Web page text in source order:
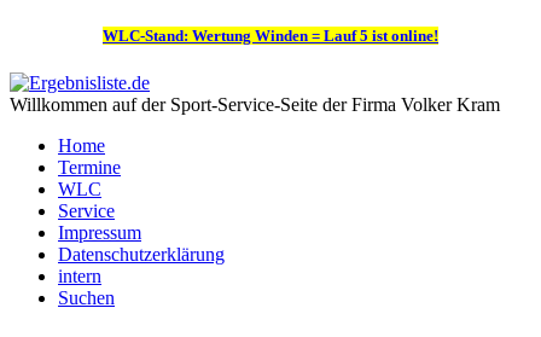
WLC-Stand: Wertung Winden = Lauf 5 ist online!
Willkommen auf der Sport-Service-Seite der Firma Volker Kram
Home
Termine
WLC
Service
Impressum
Datenschutzerklärung
intern
Suchen